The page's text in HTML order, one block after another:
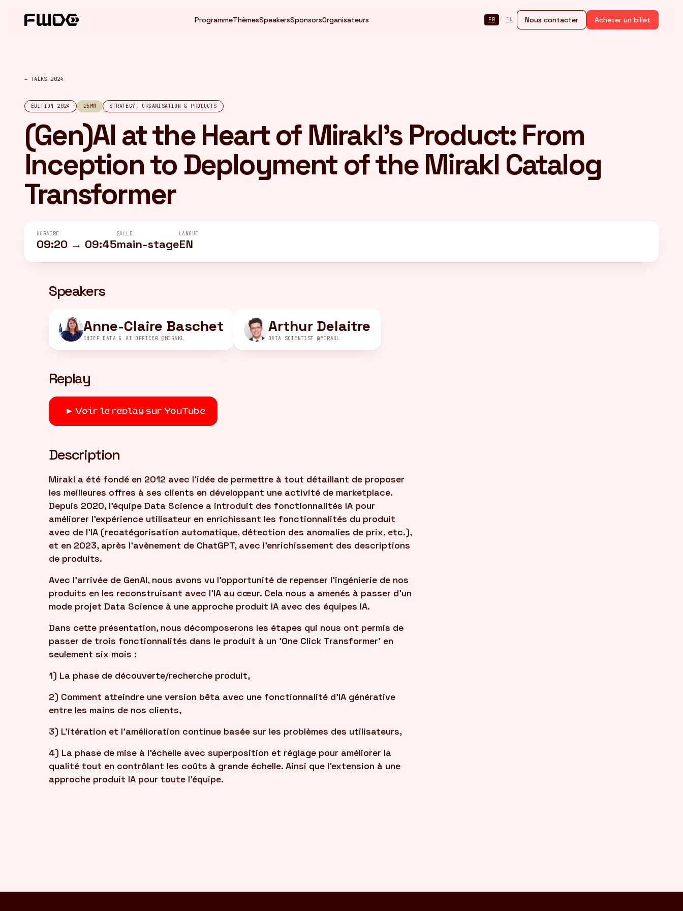
ProgrammeThèmesSpeakersSponsorsOrganisateurs FR / EN Nous contacter Acheter un billet
← TALKS 2024
ÉDITION 2024 25MN STRATEGY, ORGANISATION & PRODUCTS
(Gen)AI at the Heart of Mirakl's Product: From
Inception to Deployment of the Mirakl Catalog
Transformer
HORAIRE
09:20 → 09:45
SALLE
main-stage
LANGUE
EN
Speakers
Anne-Claire Baschet
CHIEF DATA & AI OFFICER @MIRAKL
Arthur Delaitre
DATA SCIENTIST @MIRAKL
Replay
Voir le replay sur YouTube
Description
Mirakl a été fondé en 2012 avec l'idée de permettre à tout détaillant de proposer
les meilleures offres à ses clients en développant une activité de marketplace.
Depuis 2020, l'équipe Data Science a introduit des fonctionnalités IA pour
améliorer l'expérience utilisateur en enrichissant les fonctionnalités du produit
avec de l'IA (recatégorisation automatique, détection des anomalies de prix, etc.),
et en 2023, après l'avènement de ChatGPT, avec l'enrichissement des descriptions
de produits.
Avec l'arrivée de GenAI, nous avons vu l'opportunité de repenser l'ingénierie de nos
produits en les reconstruisant avec l'IA au cœur. Cela nous a amenés à passer d'un
mode projet Data Science à une approche produit IA avec des équipes IA.
Dans cette présentation, nous décomposerons les étapes qui nous ont permis de
passer de trois fonctionnalités dans le produit à un 'One Click Transformer' en
seulement six mois :
1) La phase de découverte/recherche produit,
2) Comment atteindre une version bêta avec une fonctionnalité d'IA générative
entre les mains de nos clients,
3) L'itération et l'amélioration continue basée sur les problèmes des utilisateurs,
4) La phase de mise à l'échelle avec superposition et réglage pour améliorer la
qualité tout en contrôlant les coûts à grande échelle. Ainsi que l'extension à une
approche produit IA pour toute l'équipe.